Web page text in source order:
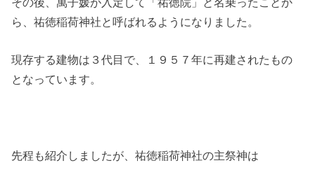
ら、祐徳稲荷神社と呼ばれるようになりました。
現存する建物は３代目で、１９５７年に再建されたもの
となっています。
先程も紹介しましたが、祐徳稲荷神社の主祭神は